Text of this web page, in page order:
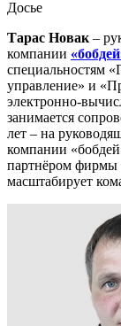
Досье
Тарас Новак –
компании
специальностям
управление» и
электронно-
занимается
лет – на
компании
партнёром фирмы
масштабирует